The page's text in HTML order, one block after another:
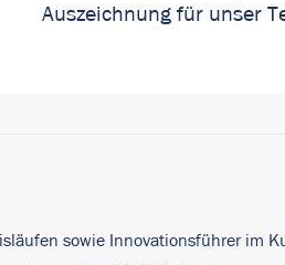
Auszeichnung für unser
sowie Innovationsführer im